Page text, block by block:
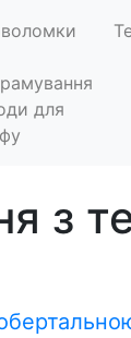
для
з